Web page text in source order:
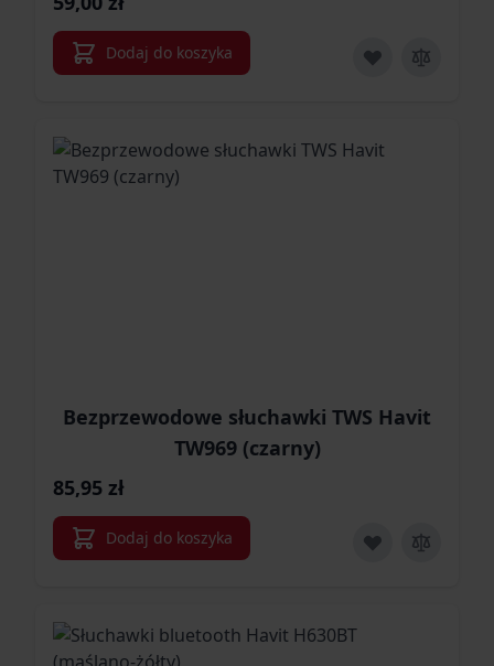
Dodaj do koszyka
Bezprzewodowe słuchawki TWS Havit
TW969 (czarny)
85,95 zł
Dodaj do koszyka